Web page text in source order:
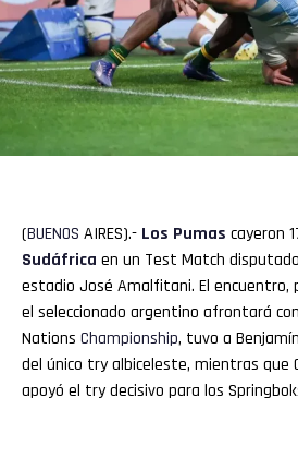
(BUENOS AIRES).- Los Pumas cayeron
Sudáfrica en un Test Match
estadio José Amalfitani. El encuentro,
el seleccionado argentino afrontará
Nations Championship, tuvo a
del único try albiceleste, mientras que
apoyó el try decisivo para los